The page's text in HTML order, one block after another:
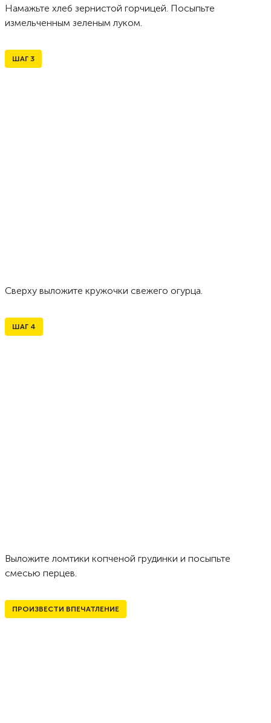
Намажьте хлеб зернистой горчицей. Посыпьте
измельченным зеленым луком.
ШАГ 3
Сверху выложите кружочки свежего огурца.
ШАГ 4
Выложите ломтики копченой грудинки и посыпьте
смесью перцев.
ПРОИЗВЕСТИ ВПЕЧАТЛЕНИЕ